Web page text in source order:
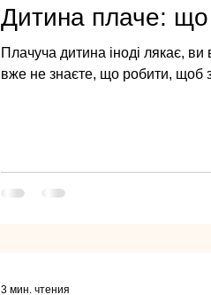
Дитина плаче:
Плачуча дитина іноді лякає, ви
вже не знаєте, що робити, щоб
3 мин. чтения